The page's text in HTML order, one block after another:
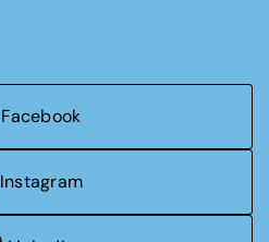
Facebook
Instagram